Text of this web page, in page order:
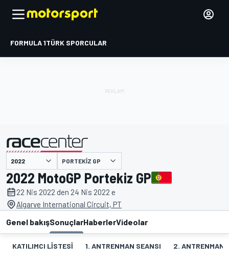
FORMULA 1TÜRK SPORCULAR
PORTEKIZ GP
2022 MotoGP Portekiz GP
22 Nis 2022 den 24 Nis 2022 e
Algarve International Circuit, PT
Genel bakışSonuçlarHaberlerVideolar
KATILIMCI LISTESI 1. ANTRENMAN SEANSI 2. ANTRENMAN